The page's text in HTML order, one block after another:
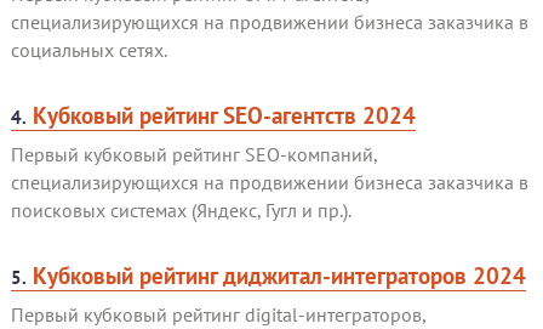
специализирующихся на продвижении бизнеса заказчика в
социальных сетях.
4. Кубковый рейтинг SEO-агентств 2024
Первый кубковый рейтинг SEO-компаний,
специализирующихся на продвижении бизнеса заказчика в
поисковых системах (Яндекс, Гугл и пр.).
5. Кубковый рейтинг диджитал-интеграторов 2024
Первый кубковый рейтинг digital-интеграторов,